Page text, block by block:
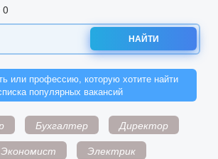
0
НАЙТИ
или профессию, которую хотите найти
популярных вакансий
Бухгалтер
Директор
Экономист
Электрик